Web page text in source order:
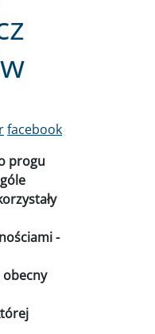
facebook
progu
-
obecny